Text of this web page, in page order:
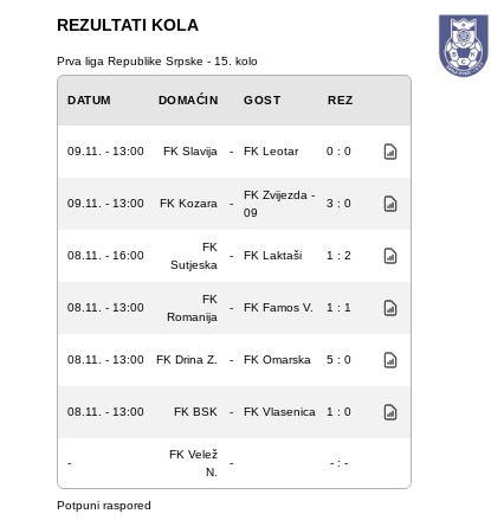
REZULTATI KOLA
Prva liga Republike Srpske - 15. kolo
DATUM DOMAĆIN GOST REZ
09.11. - 13:00 FK Slavija - FK Leotar 0 : 0
09.11. - 13:00 FK Kozara -
FK Zvijezda -
09
3 : 0
08.11. - 16:00
FK
Sutjeska
- FK Laktaši 1 : 2
08.11. - 13:00
FK
Romanija
- FK Famos V. 1 : 1
08.11. - 13:00 FK Drina Z. - FK Omarska 5 : 0
08.11. - 13:00 FK BSK - FK Vlasenica 1 : 0
-
FK Velež
N.
- - : -
Potpuni raspored